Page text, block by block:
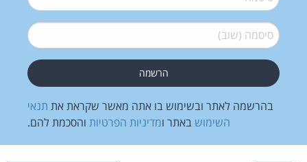
סיסמה (שוב)*
בהרשמה לאתר ובשימוש בו אתה מאשר שקראת את תנאי
השימוש באתר ומדיניות הפרטיות והסכמת להם.